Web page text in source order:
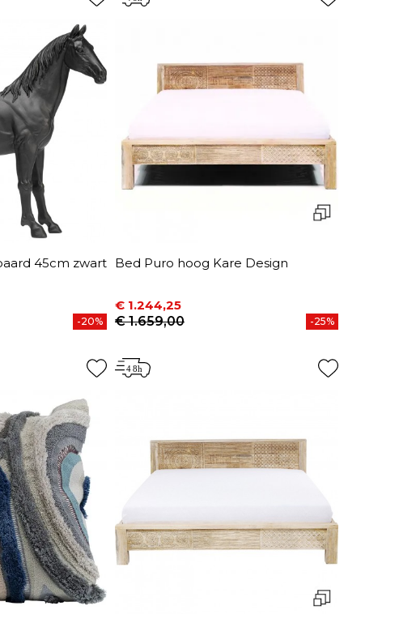
45cm zwart
-20%
Bed Puro hoog Kare Design
Prijs
€ 1.244,25
Normale prijs
€ 1.659,00 -25%